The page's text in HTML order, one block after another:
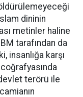
dininin
metinler haline
tarafından da
insanlığa karşı
terörü ile